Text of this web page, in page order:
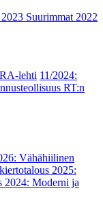
Suurimmat 2022
lehti 11/2024:
RT:n
Vähähiilinen
2025:
2024: Moderni ja